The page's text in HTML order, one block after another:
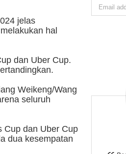
jelas
hal
dan Uber Cup.
Weikeng/Wang
seluruh
Cup dan Uber Cup
dua kesempatan